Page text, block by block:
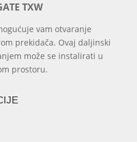
TXW
vam otvaranje
prekidača. Ovaj daljinski
može se instalirati u
prostoru.